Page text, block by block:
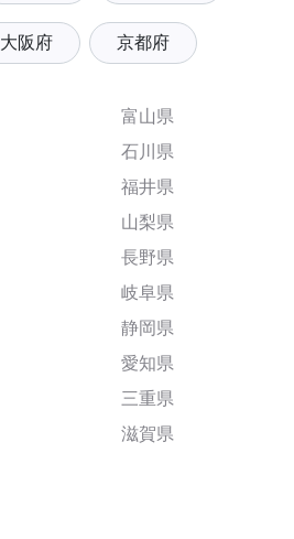
大阪府 京都府
富山県
石川県
福井県
山梨県
長野県
岐阜県
静岡県
愛知県
三重県
滋賀県